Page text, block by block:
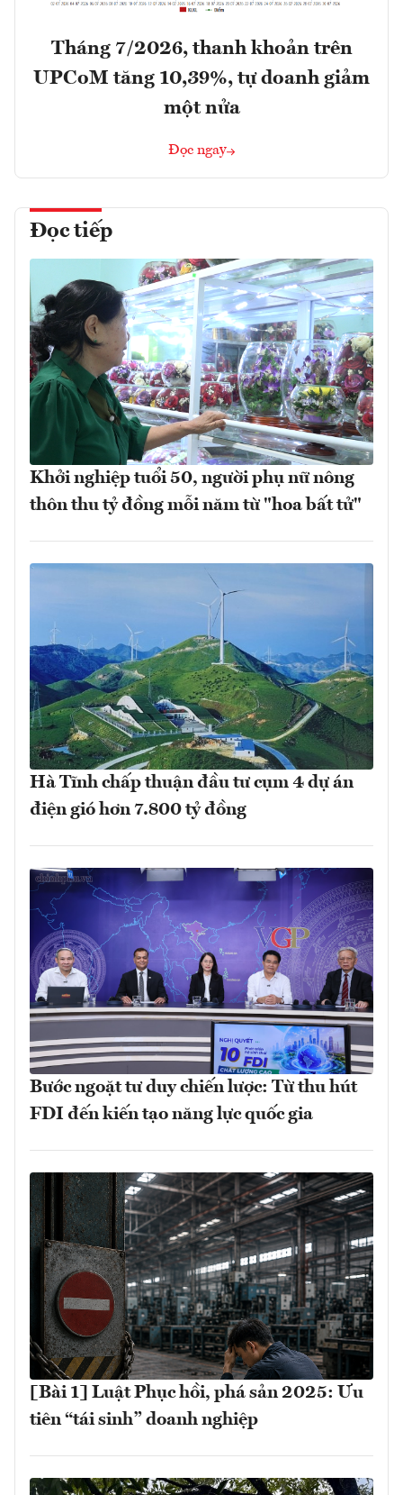
Tháng 7/2026, thanh khoản trên
UPCoM tăng 10,39%, tự doanh giảm
một nửa
Đọc ngay
Đọc tiếp
Khởi nghiệp tuổi 50, người phụ nữ nông
thôn thu tỷ đồng mỗi năm từ "hoa bất tử"
Hà Tĩnh chấp thuận đầu tư cụm 4 dự án
điện gió hơn 7.800 tỷ đồng
Bước ngoặt tư duy chiến lược: Từ thu hút
FDI đến kiến tạo năng lực quốc gia
[Bài 1] Luật Phục hồi, phá sản 2025: Ưu
tiên “tái sinh” doanh nghiệp